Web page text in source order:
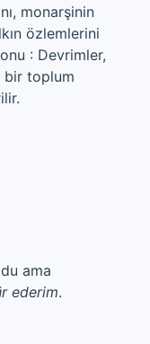
monarşinin
özlemlerini
: Devrimler,
bir toplum
ama
ederim.